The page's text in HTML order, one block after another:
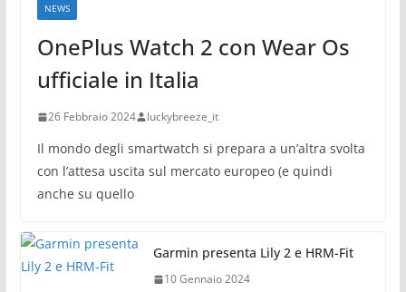
NEWS
OnePlus Watch 2 con Wear Os
ufficiale in Italia
26 Febbraio 2024 luckybreeze_it
Il mondo degli smartwatch si prepara a un’altra svolta
con l’attesa uscita sul mercato europeo (e quindi
anche su quello
Garmin presenta Lily 2 e HRM-Fit
10 Gennaio 2024